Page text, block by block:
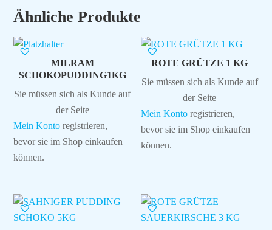
Ähnliche Produkte
MILRAM
SCHOKOPUDDING1KG
Sie müssen sich als Kunde auf
der Seite
Mein Konto registrieren,
bevor sie im Shop einkaufen
können.
ROTE GRÜTZE 1 KG
Sie müssen sich als Kunde auf
der Seite
Mein Konto registrieren,
bevor sie im Shop einkaufen
können.